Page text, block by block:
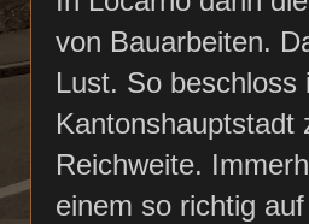
von Bauarbeiten.
Lust. So beschloss
Kantonshauptstadt
Reichweite.
einem so richtig